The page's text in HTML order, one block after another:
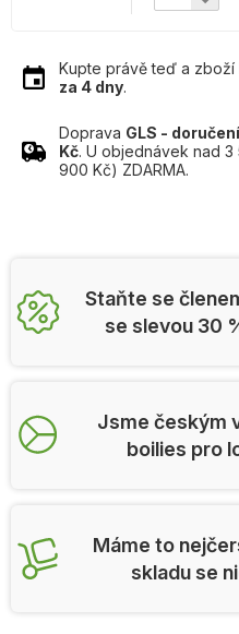
Kupte právě teď a
za 4 dny.
Doprava GLS -
Kč. U objednávek nad
900 Kč) ZDARMA.
Staňte se
se slevou 30
Jsme českým
boilies pro
Máme to
skladu se